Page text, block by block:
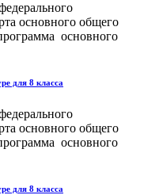
основного общего
основного
для 8 класса
основного общего
основного
для 8 класса